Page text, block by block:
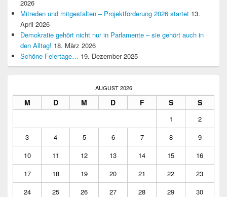
2026
Mitreden und mitgestalten – Projektförderung 2026 startet 13.
April 2026
Demokratie gehört nicht nur in Parlamente – sie gehört auch in
den Alltag! 18. März 2026
Schöne Feiertage… 19. Dezember 2025
AUGUST 2026
M D M D F S S
1
2
3
4 5 6 7 8
9
10
11 12 13 14 15
16
17
18 19 20 21 22
23
24
25 26 27 28 29
30